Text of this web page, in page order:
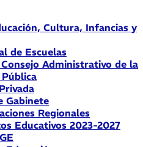
Cultura, Infancias y
de Escuelas
Administrativo de la
Pública
Gabinete
Regionales
Educativos 2023-2027